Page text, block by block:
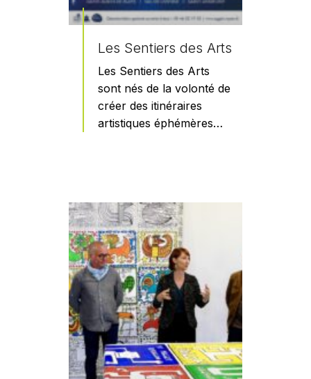
Les Sentiers des Arts
Les Sentiers des Arts
sont nés de la volonté de
créer des itinéraires
artistiques éphémères…